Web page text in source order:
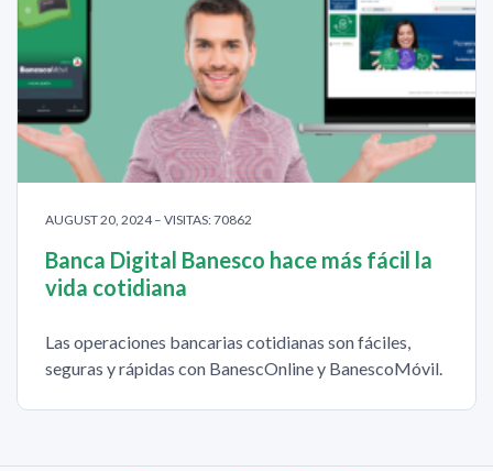
AUGUST 20, 2024 – VISITAS: 70862
Banca Digital Banesco hace más fácil la
vida cotidiana
Las operaciones bancarias cotidianas son fáciles,
seguras y rápidas con BanescOnline y BanescoMóvil.